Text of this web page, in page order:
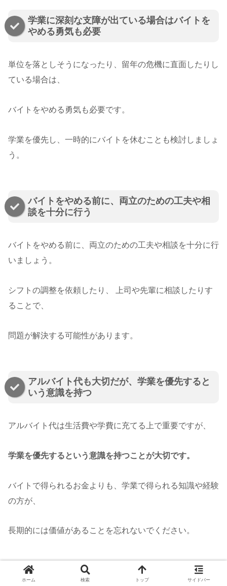
学業に深刻な支障が出ている場合はバイトを
やめる勇気も必要
単位を落としそうになったり、留年の危機に直面したりし
ている場合は、
バイトをやめる勇気も必要です。
学業を優先し、一時的にバイトを休むことも検討しましょ
う。
バイトをやめる前に、両立のための工夫や相
談を十分に行う
バイトをやめる前に、両立のための工夫や相談を十分に行
いましょう。
シフトの調整を依頼したり、 上司や先輩に相談したりす
ることで、
問題が解決する可能性があります。
アルバイト代も大切だが、学業を優先すると
いう意識を持つ
アルバイト代は生活費や学費に充てる上で重要ですが、
学業を優先するという意識を持つことが大切です。
バイトで得られるお金よりも、学業で得られる知識や経験
の方が、
長期的には価値があることを忘れないでください。
ホーム 検索 トップ サイドバー